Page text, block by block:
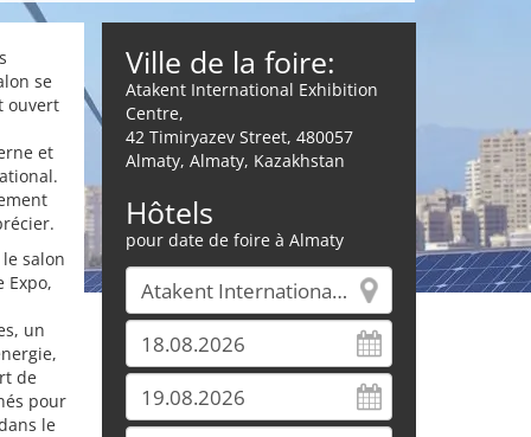
se
ouvert
et
salon
Expo,
un
de
pour
le
Ville de la foire:
Atakent International Exhibition
Centre,
42 Timiryazev Street, 480057
Almaty, Almaty, Kazakhstan
Hôtels
pour date de foire à Almaty